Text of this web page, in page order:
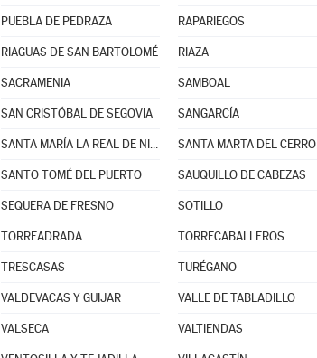
PUEBLA DE PEDRAZA RAPARIEGOS
RIAGUAS DE SAN BARTOLOMÉ RIAZA
SACRAMENIA SAMBOAL
SAN CRISTÓBAL DE SEGOVIA SANGARCÍA
SANTA MARÍA LA REAL DE NIEVA SANTA MARTA DEL CERRO
SANTO TOMÉ DEL PUERTO SAUQUILLO DE CABEZAS
SEQUERA DE FRESNO SOTILLO
TORREADRADA TORRECABALLEROS
TRESCASAS TURÉGANO
VALDEVACAS Y GUIJAR VALLE DE TABLADILLO
VALSECA VALTIENDAS